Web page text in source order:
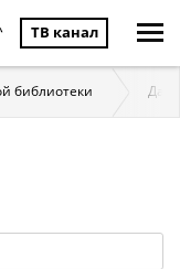
ТВ канал
библиотеки